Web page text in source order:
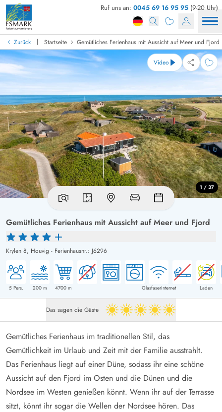
Ruf uns an: 0045 69 16 95 95 (9-20 Uhr)
Zurück | Startseite Gemütliches Ferienhaus mit Aussicht auf Meer und Fjord
Gemütliches Ferienhaus mit Aussicht auf Meer und Fjord
Krylen 8, Houvig - Ferienhausnr.: J6296
5Pers. 200m 4700 m Glasfaserinternet Laden
Video
1 / 37
Das sagen die Gäste 5 von 5
Gemütliches Ferienhaus im traditionellen Stil, das
Gemütlichkeit im Urlaub und Zeit mit der Familie ausstrahlt.
Das Ferienhaus liegt auf einer Düne, sodass ihr eine schöne
Aussicht auf den Fjord im Osten und die Dünen und die
Nordsee im Westen genießen könnt. Wenn ihr auf der Terrasse
sitzt, könnt ihr sogar die Wellen der Nordsee hören. Das